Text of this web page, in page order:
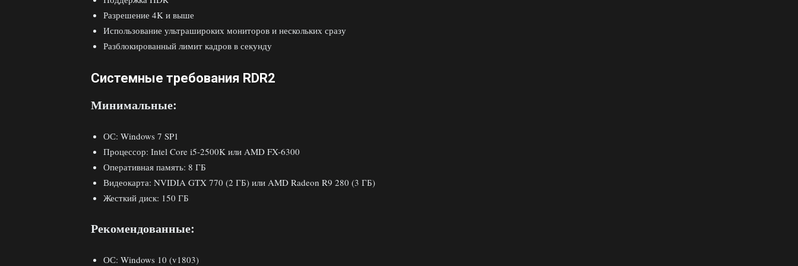
Разрешение 4K и выше
Использование ультрашироких мониторов и нескольких сразу
Разблокированный лимит кадров в секунду
Системные требования RDR2
Минимальные:
ОС: Windows 7 SP1
Процессор: Intel Core i5-2500K или AMD FX-6300
Оперативная память: 8 ГБ
Видеокарта: NVIDIA GTX 770 (2 ГБ) или AMD Radeon R9 280 (3 ГБ)
Жесткий диск: 150 ГБ
Рекомендованные:
ОС: Windows 10 (v1803)